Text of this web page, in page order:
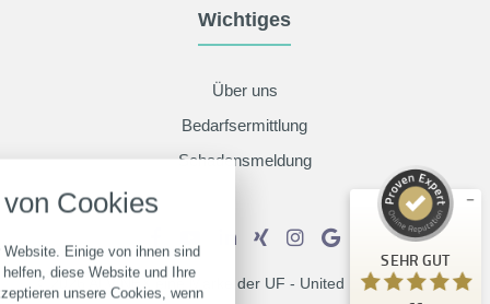
Wichtiges
Über uns
Bedarfsermittlung
Schadensmeldung
© 2026 ALVINEX eine Marke der UF - United Finance GmbH
Cookies
Einige von ihnen sind
diese Website und Ihre
unsere Cookies, wenn
alle verwendeten Cookies und
zu blockieren.
Notwendig
SEHR GUT
ProvenExpert.com
SEHR GUT
5,00
/
5,00
4
Bewertungen auf
ProvenExpert.com
62
Bewertungen von